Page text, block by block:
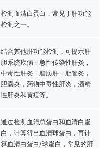
检测血清白蛋白，常见于肝功能
检测之一。
结合其他肝功能检测，可提示肝
胆系统疾病：急性传染性肝炎，
中毒性肝炎，脂肪肝，胆管炎，
胆囊炎，药物中毒性肝炎，酒精
性肝炎和黄疸等。
通过检测血清总蛋白和血清白蛋
白，计算得出血清球蛋白，再计
算血清白蛋白/球蛋白，常见的肝